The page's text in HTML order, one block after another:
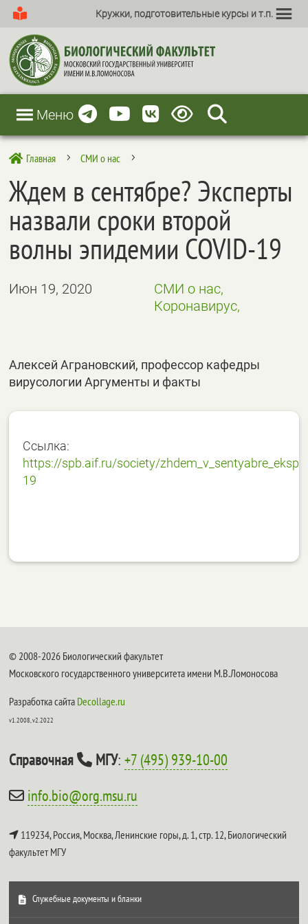
Кружки, подготовительные курсы и т.п.
Меню
 Главная 5 СМИ о нас 5
Ждем в сентябре? Эксперты
назвали сроки второй
волны эпидемии COVID-19
Июн 19, 2020
СМИ о нас,
Коронавирус,
Алексей Аграновский, профессор кафедры
вирусологии Аргументы и факты
Ссылка:
https://spb.aif.ru/society/
19
© 2008-2026 Биологический факультет
Московского государственного университета имени М.В.Ломоносова
Разработка сайта Decollage.ru
v1.2008, v2.2022
Справочная МГУ:+7 (495) 939-10-00
info.bio@org.msu.ru
119234, Россия, Москва, Ленинские горы, д. 1, стр. 12,Биологический
факультет МГУ
Служебные документы и бланки